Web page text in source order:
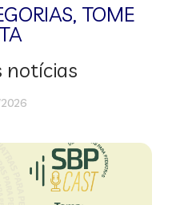
, TOME
notícias